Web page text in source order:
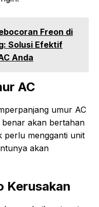
Freon di
Solusi Efektif
Anda
AC
umur AC
benar akan bertahan
perlu mengganti unit
akan
Kerusakan